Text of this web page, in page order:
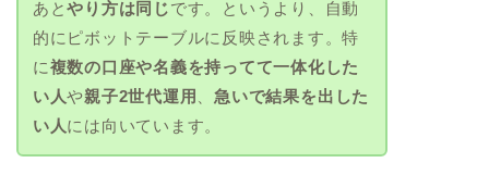
あとやり方は同じです。というより、自動
的にピボットテーブルに反映されます。特
に複数の口座や名義を持ってて一体化した
い人や親子2世代運用 、急いで結果を出した
い人には向いています。